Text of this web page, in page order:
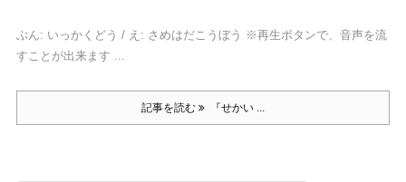
ぶん: いっかくどう / え: さめはだこうぼう ※再生ボタンで、音声を流
すことが出来ます ...
記事を読む 『せかい ...